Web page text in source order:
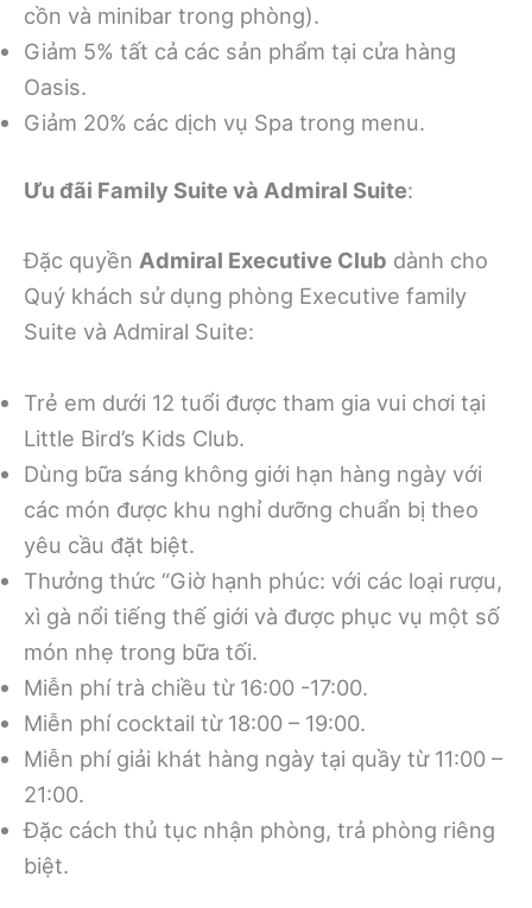
cồn và minibar trong phòng).
Giảm 5% tất cả các sản phẩm tại cửa hàng
Oasis.
Giảm 20% các dịch vụ Spa trong menu.
Ưu đãi Family Suite và Admiral Suite:
Đặc quyền Admiral Executive Club dành cho
Quý khách sử dụng phòng Executive family
Suite và Admiral Suite:
Trẻ em dưới 12 tuổi được tham gia vui chơi tại
Little Bird’s Kids Club.
Dùng bữa sáng không giới hạn hàng ngày với
các món được khu nghỉ dưỡng chuẩn bị theo
yêu cầu đặt biệt.
Thưởng thức “Giờ hạnh phúc: với các loại rượu,
xì gà nổi tiếng thế giới và được phục vụ một số
món nhẹ trong bữa tối.
Miễn phí trà chiều từ 16:00 -17:00.
Miễn phí cocktail từ 18:00 – 19:00.
Miễn phí giải khát hàng ngày tại quầy từ 11:00 –
21:00.
Đặc cách thủ tục nhận phòng, trả phòng riêng
biệt.